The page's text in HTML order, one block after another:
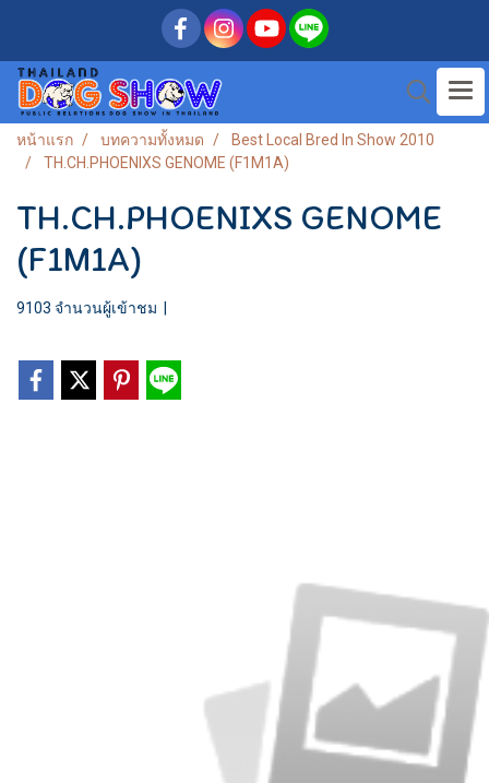
หน้าแรก บทความทั้งหมด
Best Local Bred In Show 2010
TH.CH.PHOENIXS GENOME (F1M1A)
TH.CH.PHOENIXS GENOME
(F1M1A)
9103 จำนวนผู้เข้าชม